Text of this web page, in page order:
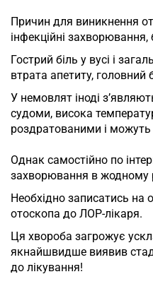
Причин для виникнення
інфекційні захворювання,
Гострий біль у вусі і
втрата апетиту, головний
У немовлят іноді
судоми, висока
роздратованими і можуть
Однак самостійно по
захворювання в жодному
Необхідно записатись
отоскопа до ЛОР-лікаря.
Ця хвороба загрожує
якнайшвидше виявив
до лікування!